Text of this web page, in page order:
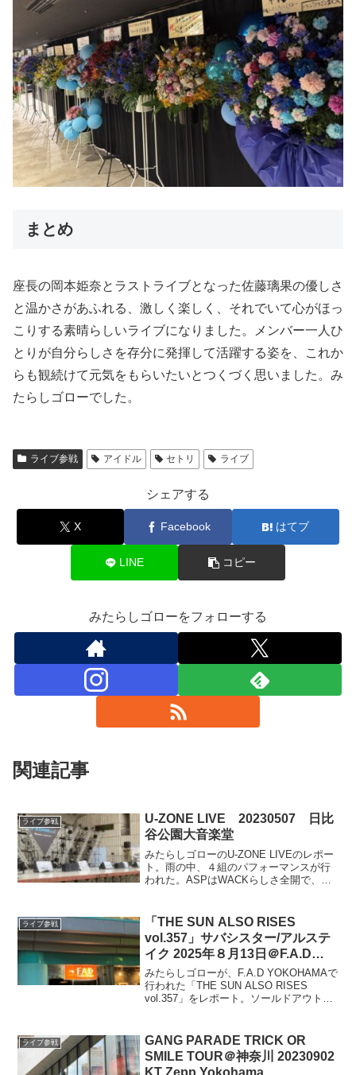
まとめ
座長の岡本姫奈とラストライブとなった佐藤璃果の優しさ
と温かさがあふれる、激しく楽しく、それでいて心がほっ
こりする素晴らしいライブになりました。メンバー一人ひ
とりが自分らしさを存分に発揮して活躍する姿を、これか
らも観続けて元気をもらいたいとつくづく思いました。み
たらしゴローでした。
ライブ参戦 アイドル セトリ ライブ
シェアする
X Facebook はてブ
LINE コピー
みたらしゴローをフォローする
関連記事
ライブ参戦
U-ZONE LIVE 20230507 日比
谷公園大音楽堂
みたらしゴローのU-ZONE LIVEのレポー
ト。雨の中、４組のパフォーマンスが行
われた。ASPはWACKらしさ全開で、
揮、新しい学校のリーダーズは異次元の
想像を超えた作品で驚嘆した。
ライブ参戦
「THE SUN ALSO RISES
vol.357」サバシスター/アルステ
イク 2025年８月13日＠F.A.D
YOKOHAMA
みたらしゴローが、F.A.D YOKOHAMAで
行われた「THE SUN ALSO RISES
vol.357」をレポート。ソールドアウトの
のライブでも圧巻の盛り上がり
ライブ参戦
GANG PARADE TRICK OR
SMILE TOUR＠神奈川 20230902